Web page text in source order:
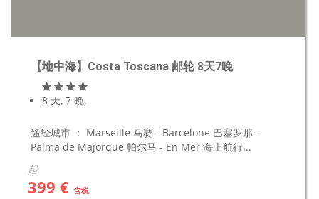
【地中海】Costa Toscana 邮轮 8天7晚
8 天, 7 晚.
途经城市 ： Marseille 马赛 - Barcelone 巴塞罗那 -
Palma de Majorque 帕尔马 - En Mer 海上航行...
起
399 € 含税